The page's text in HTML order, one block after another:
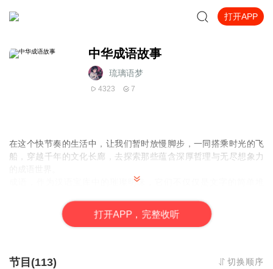
打开APP
中华成语故事
琉璃语梦
4323 7
在这个快节奏的生活中，让我们暂时放慢脚步，一同搭乘时光的飞
船，穿越千年的文化长廊，去探索那些蕴含深厚哲理与无尽想象力
成语，作为汉语宝库中的璀璨明珠，它们不仅仅是文字的简单堆
或动人、或启智、或幽默、或悲壮的故事。它们如同一个个密码，
解锁着古人的思想情感、生活哲学和社会风貌，让今天的我们得以
雕琢得愈发闪亮的故事。
打开APP，完整收听
节目(113) 切换顺序